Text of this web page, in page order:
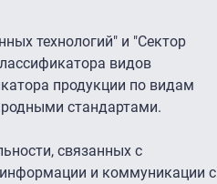
технологий" и "Сектор
видов
продукции по видам
стандартами.
связанных с
и коммуникации с